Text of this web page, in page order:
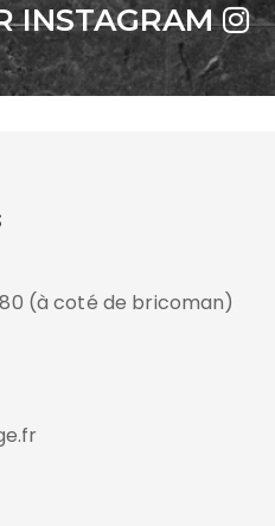
INSTAGRAM
(à coté de bricoman)